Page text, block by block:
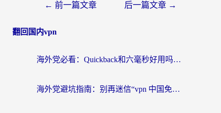
← 前一篇文章 后一篇文章 →
翻回国内vpn
海外党必看：Quickback和六毫秒好用吗？3步选对回国加速器，无缝刷国内剧玩游戏
海外党避坑指南：别再迷信“vpn 中国免费”，选对回国加速器才能无缝刷国内资源